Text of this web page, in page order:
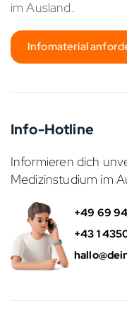
im Ausland.
Infomaterial
Info-Hotline
Informieren dich
Medizinstudium im
+49 69
+43 1